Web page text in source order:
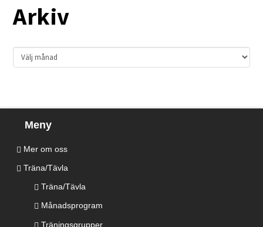
Arkiv
Arkiv
Meny
Mer om oss
Träna/Tävla
Träna/Tävla
Månadsprogram
Träningsgrupper